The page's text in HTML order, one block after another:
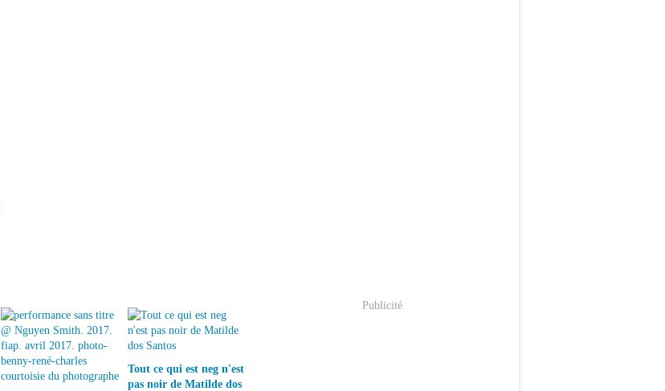
Tout ce qui est neg n'est
pas noir de Matilde dos
Publicité